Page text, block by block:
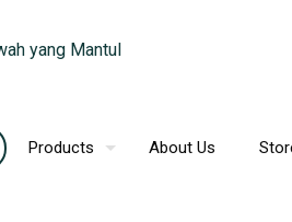
Products About Us